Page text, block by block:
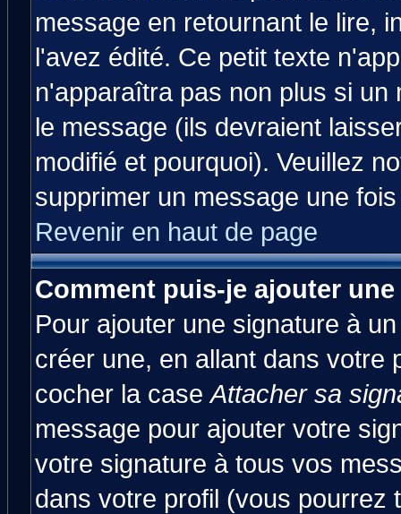
message en retournant le lire,
l'avez édité. Ce petit texte
n'apparaîtra pas non plus si
le message (ils devraient
modifié et pourquoi). Veuillez
supprimer un message une
Revenir en haut de page
Comment puis-je ajouter
Pour ajouter une signature à
créer une, en allant dans votre
cocher la caseAttacher sa
message pour ajouter votre
votre signature à tous vos
dans votre profil (vous pourrez